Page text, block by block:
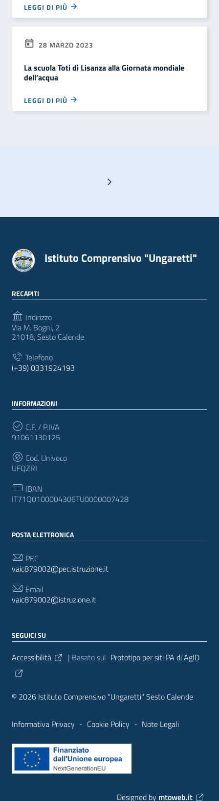
LEGGI DI PIÙ
28 MARZO 2023
La scuola Toti di Lisanza alla Giornata mondiale
dell’acqua
LEGGI DI PIÙ
Pagina successiva
Istituto Comprensivo "Ungaretti"
RECAPITI
Indirizzo
Via M. Bogni, 2
21018, Sesto Calende
Telefono
(+39) 0331924193
INFORMAZIONI
C.F. / P.IVA
91061130125
Cod. Univoco
UFQZRI
IBAN
IT71Q0100004306TU0000007428
POSTA ELETTRONICA
PEC
vaic879002@pec.istruzione.it
Email
vaic879002@istruzione.it
SEGUICI SU
Sezione Link Utili
Accessibilità | Basato sul Prototipo per siti PA di AgID
© 2026 Istituto Comprensivo "Ungaretti" Sesto Calende
Informativa Privacy - Cookie Policy - Note Legali
Designed by mtoweb.it